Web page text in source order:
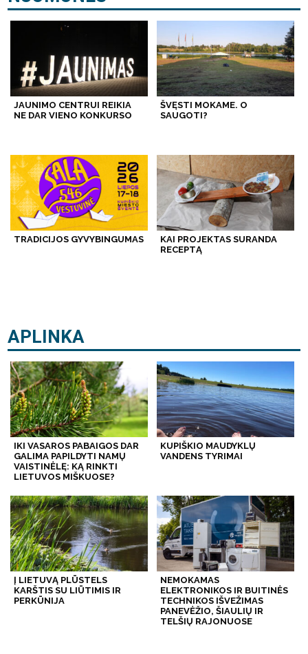
JAUNIMO CENTRUI REIKIA
NE DAR VIENO KONKURSO
ŠVĘSTI MOKAME. O
SAUGOTI?
TRADICIJOS GYVYBINGUMAS
KAI PROJEKTAS SURANDA
RECEPTĄ
APLINKA
IKI VASAROS PABAIGOS DAR
GALIMA PAPILDYTI NAMŲ
VAISTINĖLĘ: KĄ RINKTI
LIETUVOS MIŠKUOSE?
KUPIŠKIO MAUDYKLŲ
VANDENS TYRIMAI
Į LIETUVĄ PLŪSTELS
KARŠTIS SU LIŪTIMIS IR
PERKŪNIJA
NEMOKAMAS
ELEKTRONIKOS IR BUITINĖS
TECHNIKOS IŠVEŽIMAS
PANEVĖŽIO, ŠIAULIŲ IR
TELŠIŲ RAJONUOSE